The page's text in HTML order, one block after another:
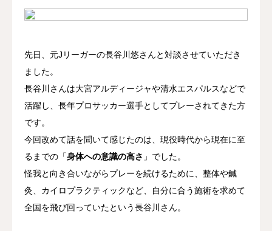
先日、元Jリーガーの長谷川悠さんと対談させていただき
ました。
長谷川さんは大宮アルディージャや清水エスパルスなどで
活躍し、長年プロサッカー選手としてプレーされてきた方
です。
今回改めて話を聞いて感じたのは、現役時代から現在に至
るまでの「身体への意識の高さ 」でした。
怪我と向き合いながらプレーを続けるために、整体や鍼
灸、カイロプラクティックなど、自分に合う施術を求めて
全国を飛び回っていたという長谷川さん。
求人・スタッフ募集
当院について
メニュー
店舗一覧
ご予約
院ブログ